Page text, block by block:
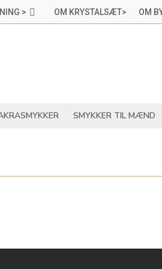
> OM KRYSTALSÆT> OM
SMYKKER TIL MÆND